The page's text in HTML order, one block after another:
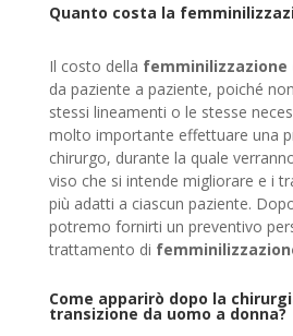
Quanto costa la
Il costo della femminilizzazione
da paziente a paziente, poiché
stessi lineamenti o le stesse
molto importante effettuare una
chirurgo, durante la quale
viso che si intende migliorare e i
più adatti a ciascun paziente.
potremo fornirti un preventivo
trattamento di
Come apparirò dopo la
transizione da uomo a donna?